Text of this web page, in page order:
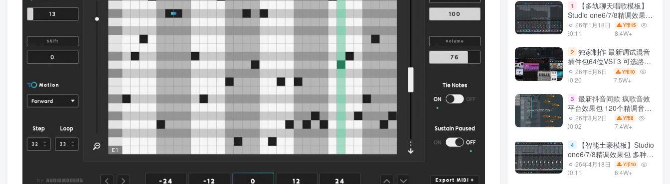
1
【多轨聊天唱歌模板】
Studio one6/7/8精调效果包
多种效果模式 声卡调试好直
播预设模板
26年1月18日
20:11
Y币15
8.4W+
2 独家制作 最新调试混音
插件包64位VST3 可选路径
一键安装550个效果器合集
v3.0 WiN 支持定制
26年5月6日
10:20
Y币10
7.5W+
3 最新抖音同款 疯歌音效
平台效果包 120个精调音效
包+软件自带170个音效
+600个插件 带安装教程全
26年8月2日
00:02
Y币8
7.4W+
4
【智能土豪模板】Studio
one6/7/8精调效果包 多种效
果模式可选 声卡调试好预设
带插件全套文件
26年4月18日
00:11
Y币10
6.4W+